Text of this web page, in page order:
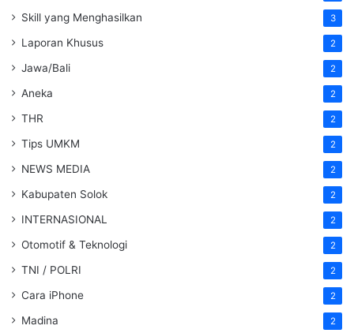
Skill yang Menghasilkan 3
Laporan Khusus 2
Jawa/Bali 2
Aneka 2
THR 2
Tips UMKM 2
NEWS MEDIA 2
Kabupaten Solok 2
INTERNASIONAL 2
Otomotif & Teknologi 2
TNI / POLRI 2
Cara iPhone 2
Madina 2